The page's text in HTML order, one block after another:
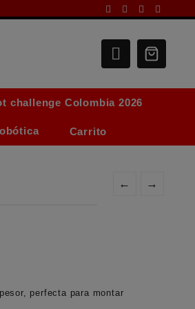
challenge Colombia 2026
Carrito
← →
perfecta para montar